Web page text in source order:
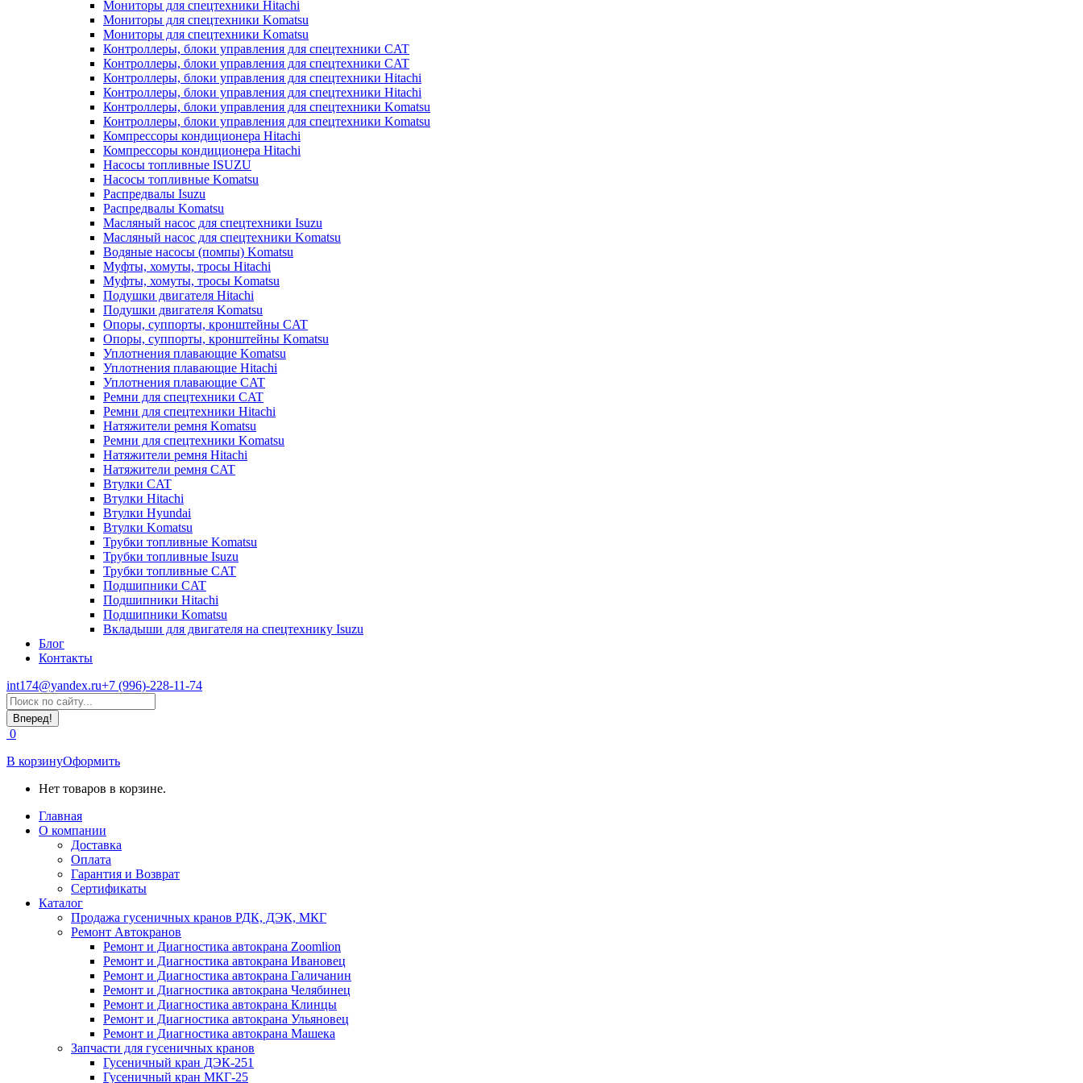
Мониторы для спецтехники Hitachi
Мониторы для спецтехники Komatsu
Мониторы для спецтехники Komatsu
Контроллеры, блоки управления для спецтехники CAT
Контроллеры, блоки управления для спецтехники CAT
Контроллеры, блоки управления для спецтехники Hitachi
Контроллеры, блоки управления для спецтехники Hitachi
Контроллеры, блоки управления для спецтехники Komatsu
Контроллеры, блоки управления для спецтехники Komatsu
Компрессоры кондиционера Hitachi
Компрессоры кондиционера Hitachi
Насосы топливные ISUZU
Насосы топливные Komatsu
Распредвалы Isuzu
Распредвалы Komatsu
Масляный насос для спецтехники Isuzu
Масляный насос для спецтехники Komatsu
Водяные насосы (помпы) Komatsu
Муфты, хомуты, тросы Hitachi
Муфты, хомуты, тросы Komatsu
Подушки двигателя Hitachi
Подушки двигателя Komatsu
Опоры, суппорты, кронштейны CAT
Опоры, суппорты, кронштейны Komatsu
Уплотнения плавающие Komatsu
Уплотнения плавающие Hitachi
Уплотнения плавающие CAT
Ремни для спецтехники CAT
Ремни для спецтехники Hitachi
Натяжители ремня Komatsu
Ремни для спецтехники Komatsu
Натяжители ремня Hitachi
Натяжители ремня CAT
Втулки CAT
Втулки Hitachi
Втулки Hyundai
Втулки Komatsu
Трубки топливные Komatsu
Трубки топливные Isuzu
Трубки топливные CAT
Подшипники CAT
Подшипники Hitachi
Подшипники Komatsu
Вкладыши для двигателя на спецтехнику Isuzu
Блог
Контакты
int174@yandex.ru+7 (996)-228-11-74
Страница
WhatsApp
открывается
в
новом
окне
Поиск:
0
В корзинуОформить
Нет товаров в корзине.
Главная
О компании
Доставка
Оплата
Гарантия и Возврат
Сертификаты
Каталог
Продажа гусеничных кранов РДК, ДЭК, МКГ
Ремонт Автокранов
Ремонт и Диагностика автокрана Zoomlion
Ремонт и Диагностика автокрана Ивановец
Ремонт и Диагностика автокрана Галичанин
Ремонт и Диагностика автокрана Челябинец
Ремонт и Диагностика автокрана Клинцы
Ремонт и Диагностика автокрана Ульяновец
Ремонт и Диагностика автокрана Машека
Запчасти для гусеничных кранов
Гусеничный кран ДЭК-251
Гусеничный кран МКГ-25